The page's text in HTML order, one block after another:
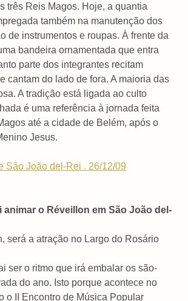
três Reis Magos. Hoje, a quantia
também na manutenção dos
de instrumentos e roupas. À frente da
bandeira ornamentada que entra
parte dos integrantes recitam
cantam do lado de fora. A maioria das
A tradição está ligada ao culto
é uma referência à jornada feita
até a cidade de Belém, após o
Jesus.
São João del-Rei . 26/12/09
animar o Réveillon em São João del-
será a atração no Largo do Rosário
ser o ritmo que irá embalar os são-
do ano. Isto porque acontece no
o II Encontro de Música Popular